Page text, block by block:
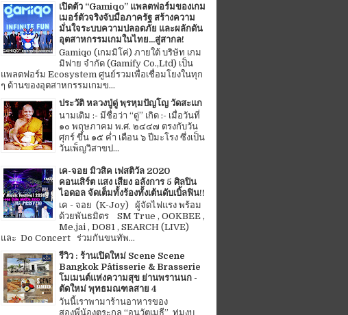
เปิดตัว “Gamiqo” แพลตฟอร์มของเกม
เมอร์ตัวจริงจับมือภาครัฐ สร้างความ
มั่นใจระบบความปลอดภัย และผลักดัน
อุตสาหกรรมเกมในไทย...สู่สากล!
Gamiqo (เกมมิโค่) ภายใต้ บริษัท เกม
มิฟาย จำกัด (Gamify Co.,Ltd) เป็น
แพลตฟอร์ม Ecosystem ศูนย์รวมเพื่อเชื่อมโยงในทุก
ๆ ด้านของอุตสาหกรรมเกมข...
ประวัติ หลวงปู่ดู่ พฺรหฺมปัญโญ วัดสะแก
นามเดิม :- มีชื่อว่า “ดู่” เกิด :- เมื่อวันที่
๑๐ พฤษภาคม พ.ศ. ๒๔๔๗ ตรงกับวัน
ศุกร์ ขึ้น ๑๕ ค่ำ เดือน ๖ ปีมะโรง ซึ่งเป็น
วันเพ็ญวิสาขป...
เค-จอย มิวสิค เฟสติวัล 2020
คอนเสิร์ต แสง เสียง อลังการ 5 ศิลปิน
ไอดอล จัดเต็มทั้งร้องทั้งเต้นดับเบิ้ลฟิน!!
เค - จอย (K-Joy) ผู้จัดไฟแรง พร้อม
ด้วยพันธมิตร SM True , OOKBEE ,
Me.jai , DO81 , SEARCH (LIVE)
และ Do Concert ร่วมกันขนทัพ...
รีวิว : ร้านเปิดใหม่ Scene Scene
Bangkok Pâtisserie & Brasserie
โมเมนต์แห่งความสุข ย่านพรานนก -
ตัดใหม่ พุทธมณฑลสาย 4
วันนี้เราพามาร้านอาหารของ
สองพี่น้องตระกูล “อนุวัตเมธี” ทุ่มงบ